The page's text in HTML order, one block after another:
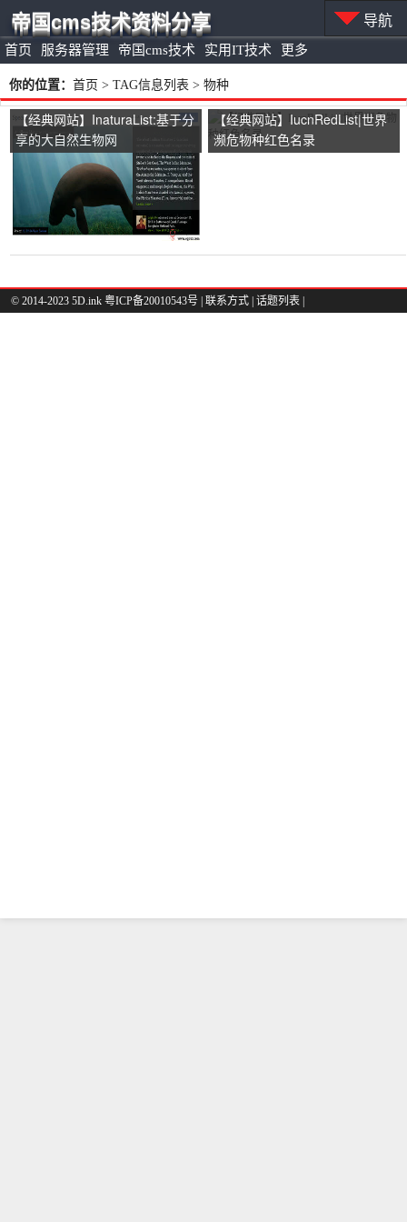
首页 服务器管理 帝国cms技术 实用IT技术 更多
帝国cms技术资料分享 导航
你的位置： 首页 > TAG信息列表 > 物种
【经典网站】InaturaList:基于分
享的大自然生物网
【经典网站】IucnRedList|世界
濒危物种红色名录
© 2014-2023 5D.ink 粤ICP备20010543号 联系方式 话题列表